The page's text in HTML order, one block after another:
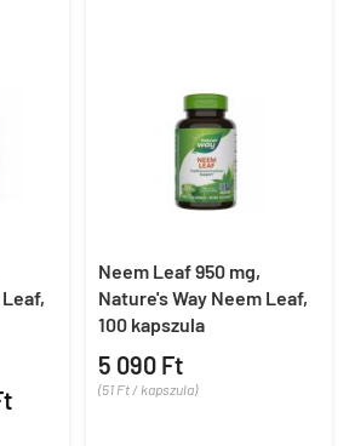
Neem Leaf 950 mg,
Nature's Way Neem Leaf,
100 kapszula
5 090 Ft
(51 Ft / kapszula)